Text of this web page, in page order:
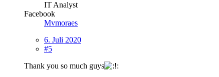
IT Analyst
Facebook
Mvmoraes
6. Juli 2020
#5
Thank you so much guys